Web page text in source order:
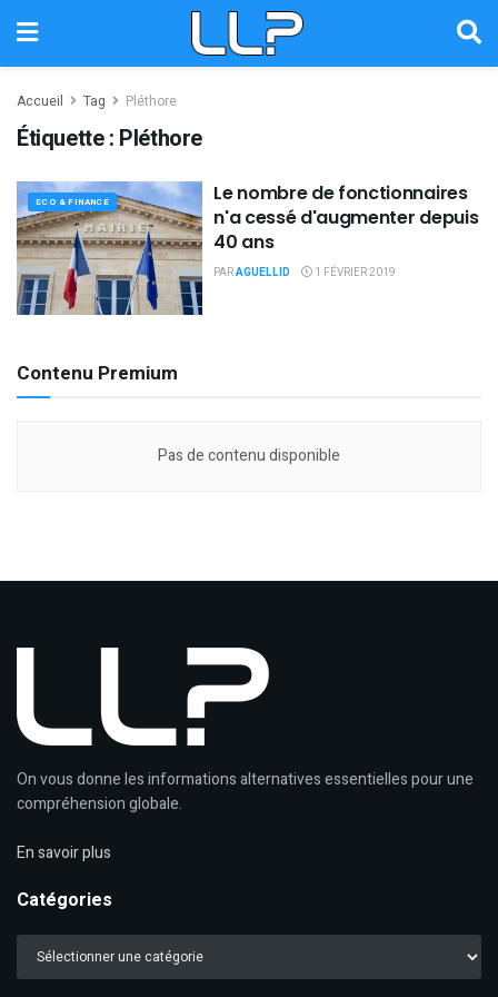
Accueil Tag Pléthore
Étiquette : Pléthore
ECO & FINANCE
Le nombre de fonctionnaires
n'a cessé d'augmenter depuis
40 ans
PARAGUELLID 1 FÉVRIER 2019
Contenu Premium
Pas de contenu disponible
On vous donne les informations alternatives essentielles pour une
compréhension globale.
En savoir plus
Catégories
Catégories